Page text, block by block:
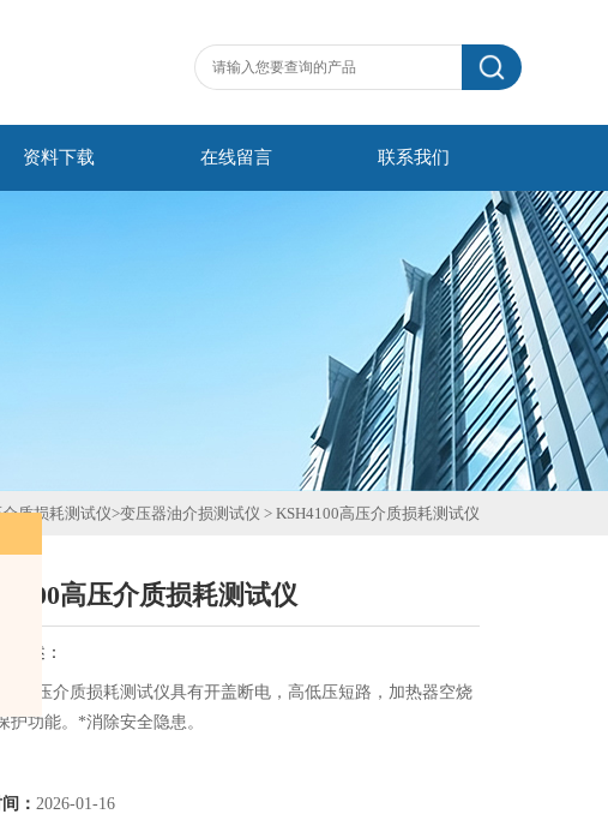
资料下载 在线留言 联系我们
质损耗测试仪>变压器油介损测试仪 > KSH4100高压介质损耗测试仪
高压介质损耗测试仪
描述：
高压介质损耗测试仪具有开盖断电，高低压短路，加热器空烧
护功能。*消除安全隐患。
： 2026-01-16